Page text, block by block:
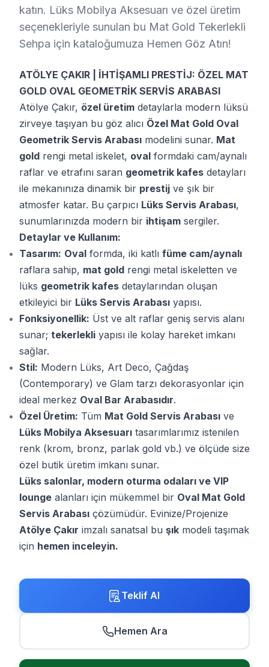
katın. Lüks Mobilya Aksesuarı ve özel üretim
seçenekleriyle sunulan bu Mat Gold Tekerlekli
Sehpa için kataloğumuza Hemen Göz Atın!
ATÖLYE ÇAKIR | İHTİŞAMLI PRESTİJ: ÖZEL MAT
GOLD OVAL GEOMETRİK SERVİS ARABASI
Atölye Çakır, özel üretim detaylarla modern lüksü
zirveye taşıyan bu göz alıcı Özel Mat Gold Oval
Geometrik Servis Arabası modelini sunar. Mat
gold rengi metal iskelet, oval formdaki cam/aynalı
raflar ve etrafını saran geometrik kafes detayları
ile mekanınıza dinamik bir prestij ve şık bir
atmosfer katar. Bu çarpıcı Lüks Servis Arabası,
sunumlarınızda modern bir ihtişam sergiler.
Detaylar ve Kullanım:
Tasarım: Oval formda, iki katlı füme cam/aynalı
raflara sahip, mat gold rengi metal iskeletten ve
lüks geometrik kafes detaylarından oluşan
etkileyici bir Lüks Servis Arabası yapısı.
Fonksiyonellik: Üst ve alt raflar geniş servis alanı
sunar; tekerlekli yapısı ile kolay hareket imkanı
sağlar.
Stil: Modern Lüks, Art Deco, Çağdaş
(Contemporary) ve Glam tarzı dekorasyonlar için
ideal merkez Oval Bar Arabasıdır.
Özel Üretim: Tüm Mat Gold Servis Arabası ve
Lüks Mobilya Aksesuarı tasarımlarımız istenilen
renk (krom, bronz, parlak gold vb.) ve ölçüde size
özel butik üretim imkanı sunar.
Lüks salonlar, modern oturma odaları ve VIP
lounge alanları için mükemmel bir Oval Mat Gold
Servis Arabası çözümüdür. Evinize/Projenize
Atölye Çakır imzalı sanatsal bu şık modeli taşımak
için hemen inceleyin.
Teklif Al
Hemen Ara